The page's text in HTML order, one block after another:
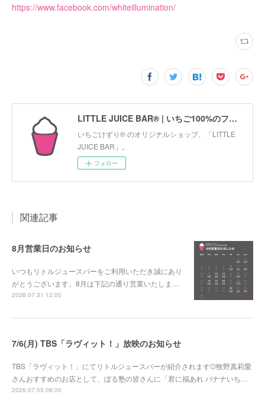
https://www.facebook.com/whiteillumination/
LITTLE JUICE BAR® | いちご100%のフローズンデザート「いちごけずり」のオリジナルショップ
いちごけずり® のオリジナルショップ、「LITTLE
JUICE BAR」。
フォロー
関連記事
8月営業日のお知らせ
いつもリトルジュースバーをご利用いただき誠にあり
がとうございます。8月は下記の通り営業いたしま…
2026.07.31 12:00
7/6(月) TBS「ラヴィット！」放映のお知らせ
TBS「ラヴィット！」にてリトルジュースバーが紹介されます⚾牧野真莉愛
さんおすすめのお店として、ぼる塾の皆さんに「君に福あれ バナナいち…
2026.07.05 08:00